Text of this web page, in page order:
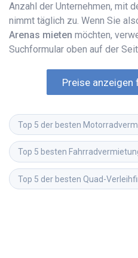
Anzahl der Unternehmen, mit
nimmt täglich zu. Wenn Sie
Arenas mieten möchten,
Suchformular oben auf der
Preise anzeigen
Top 5 der besten
Top 5 besten
Top 5 der besten Quad-